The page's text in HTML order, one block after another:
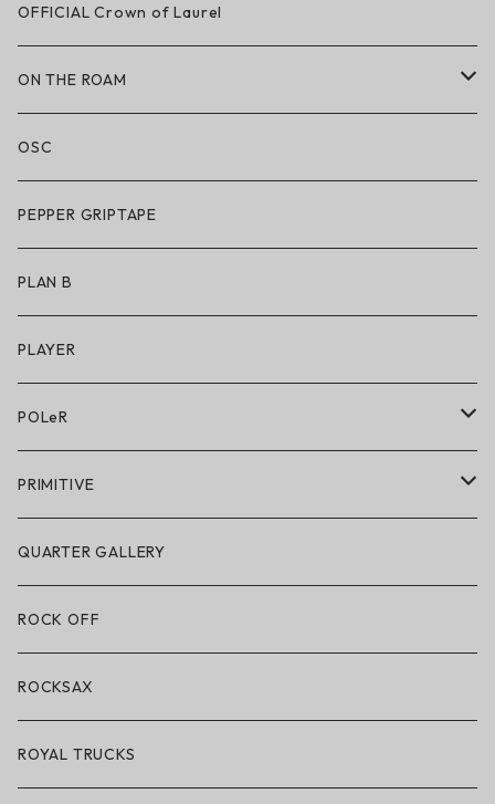
LAKAI × CHOCOLATE
LAKAI × RIPNDIP
シューズ
アパレル
アクセサリー
キッズシューズ
OFFICIAL Crown of Laurel
ON THE ROAM
アパレル
サングラス
アンダーウェア
シューズ
アクセサリー・小物
OSC
PEPPER GRIPTAPE
PLAN B
PLAYER
POLeR
POLeR × GRIZZLY
POLeR × LAKAI
アパレル
アクセサリー・小物
PRIMITIVE
アパレル
ハードグッズ
QUARTER GALLERY
ROCK OFF
ROCKSAX
ROYAL TRUCKS